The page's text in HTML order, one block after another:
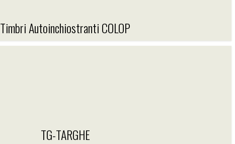
Timbri Autoinchiostranti COLOP
TG-TARGHE